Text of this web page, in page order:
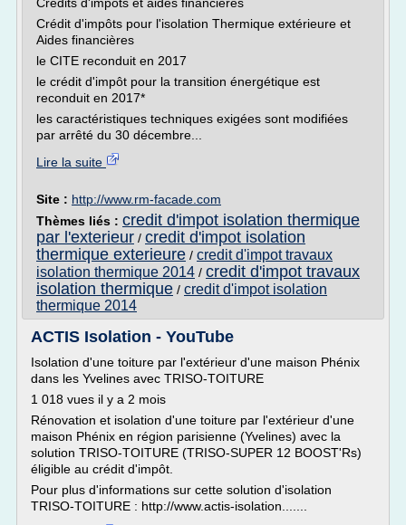
Crédit d'impôts pour l'isolation Thermique extérieure et
Aides financières
le CITE reconduit en 2017
le crédit d'impôt pour la transition énergétique est
reconduit en 2017*
les caractéristiques techniques exigées sont modifiées
par arrêté du 30 décembre...
Lire la suite
Site : http://www.rm-facade.com
Thèmes liés : credit d'impot isolation thermique
par l'exterieur / credit d'impot isolation
thermique exterieure / credit d'impot travaux
isolation thermique 2014 / credit d'impot travaux
isolation thermique / credit d'impot isolation
thermique 2014
ACTIS Isolation - YouTube
Isolation d'une toiture par l'extérieur d'une maison Phénix
dans les Yvelines avec TRISO-TOITURE
1 018 vues il y a 2 mois
Rénovation et isolation d'une toiture par l'extérieur d'une
maison Phénix en région parisienne (Yvelines) avec la
solution TRISO-TOITURE (TRISO-SUPER 12 BOOST'Rs)
éligible au crédit d'impôt.
Pour plus d'informations sur cette solution d'isolation
TRISO-TOITURE : http://www.actis-isolation.......